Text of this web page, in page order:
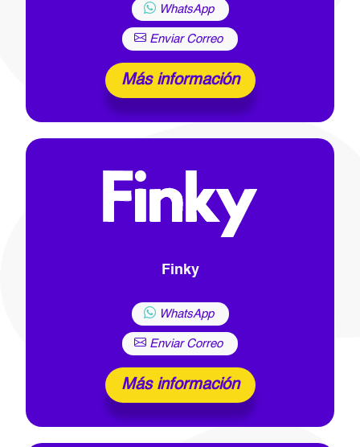
WhatsApp
Enviar Correo
Más información
Finky
WhatsApp
Enviar Correo
Más información